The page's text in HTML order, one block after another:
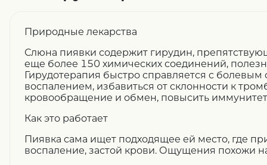
Природные лекарства
Слюна пиявки содержит гирудин,
еще более 150 химических соединений,
Гирудотерапия быстро справляется с
воспалением, избавиться от склонности к
кровообращение и обмен, повысить
Как это работает
Пиявка сама ищет подходящее ей место, где
воспаление, застой крови. Ощущения похожи